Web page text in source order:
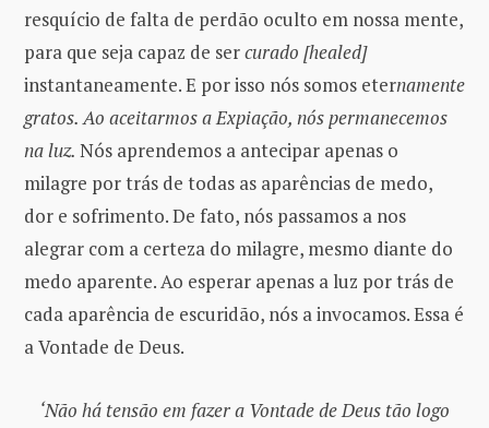
resquício de falta de perdão oculto em nossa mente,
para que seja capaz de sercurado [healed]
instantaneamente. E por isso nós somos eternamente
gratos. Ao aceitarmos a Expiação, nós permanecemos
na luz. Nós aprendemos a antecipar apenas o
milagre por trás de todas as aparências de medo,
dor e sofrimento. De fato, nós passamos a nos
alegrar com a certeza do milagre, mesmo diante do
medo aparente. Ao esperar apenas a luz por trás de
cada aparência de escuridão, nós a invocamos. Essa é
a Vontade de Deus.
‘Não há tensão em fazer a Vontade de Deus tão logo